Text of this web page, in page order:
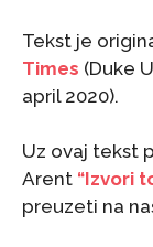
Tekst je
Times (Duke
april 2020).
Uz ovaj tekst
Arent “Izvori
preuzeti na